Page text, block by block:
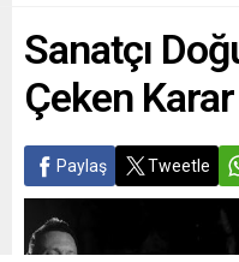
Sanatçı
Çeken Karar
Paylaş Tweetle